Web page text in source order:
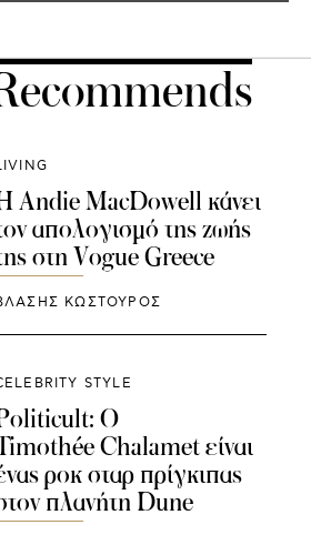
Andie MacDowell κάνει
απολογισμό της ζωής
στη Vogue Greece
ΚΩΣΤΟΥΡΟΣ
STYLE
Ο
Chalamet είναι
ροκ σταρ πρίγκιπας
πλανήτη Dune